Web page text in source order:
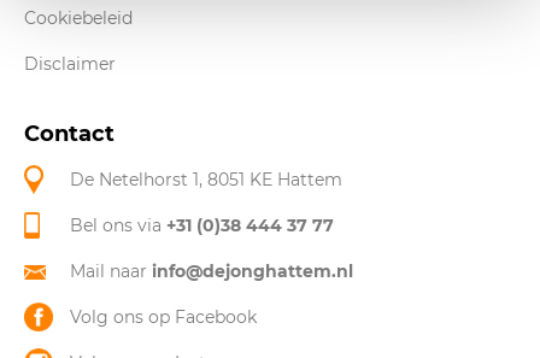
Cookiebeleid
Disclaimer
Contact
De Netelhorst 1, 8051 KE Hattem
Bel ons via +31 (0)38 444 37 77
Mail naar info@dejonghattem.nl
Volg ons op Facebook